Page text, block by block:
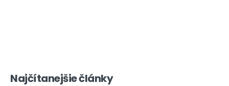
Najčítanejšie články